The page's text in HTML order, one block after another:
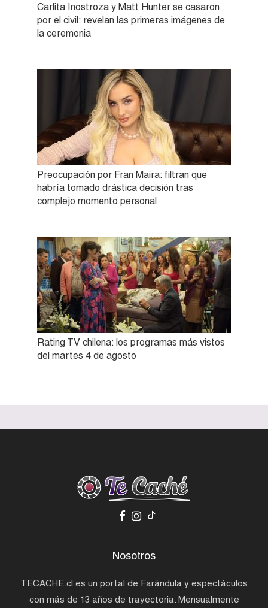
Carlita Inostroza y Matt Hunter se casaron
por el civil: revelan las primeras imágenes de
la ceremonia
Preocupación por Fran Maira: filtran que
habría tomado drástica decisión tras
complejo momento personal
Rating TV chilena: los programas más vistos
del martes 4 de agosto
Nosotros
TECACHE.cl es un portal de Farándula y espectáculos
con más de 13 años de trayectoria. Mensualmente